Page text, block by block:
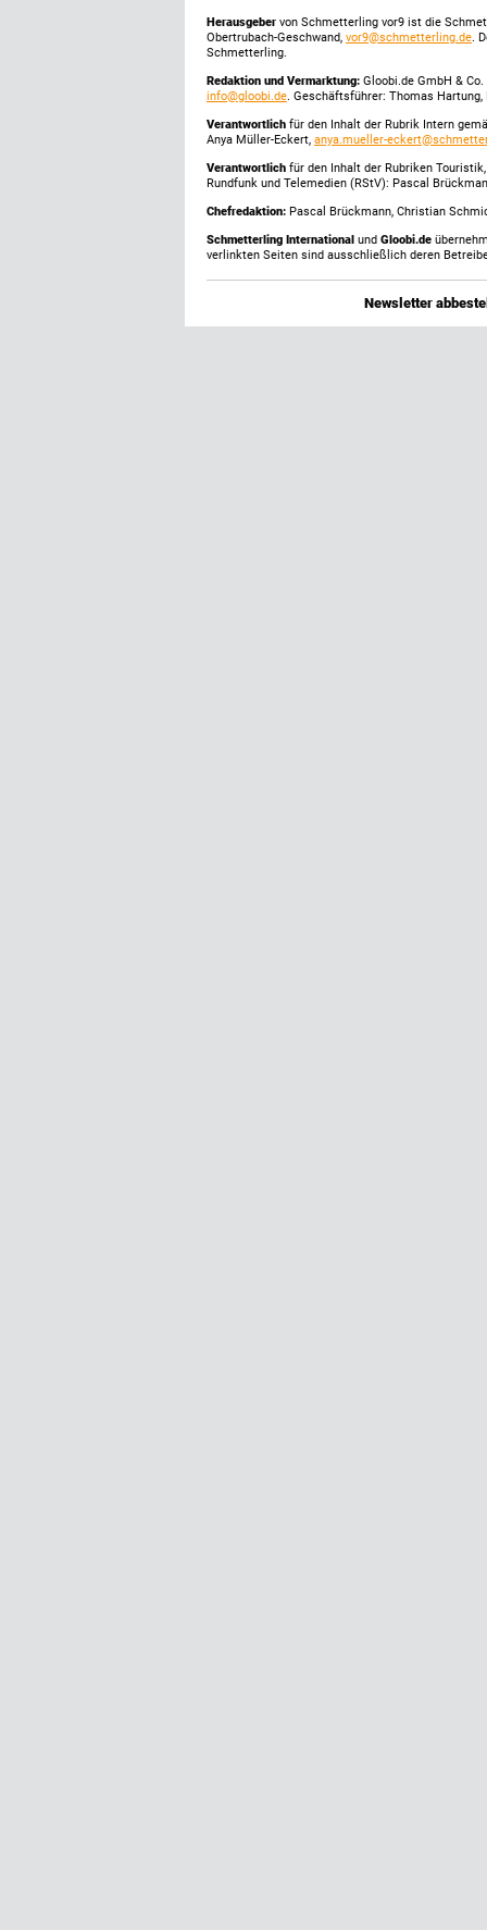
Herausgeber von Schmetterling vor9 ist die
Obertrubach-Geschwand, vor9@schmetterling.de.
Schmetterling.
Redaktion und Vermarktung: Gloobi.de GmbH &
info@gloobi.de. Geschäftsführer: Thomas
Verantwortlich für den Inhalt der Rubrik Intern
Anya Müller-Eckert, anya.mueller-
Verantwortlich für den Inhalt der Rubriken
Rundfunk und Telemedien (RStV): Pascal
Chefredaktion: Pascal Brückmann, Christian
Schmetterling International und Gloobi.de
verlinkten Seiten sind ausschließlich deren
Newsletter